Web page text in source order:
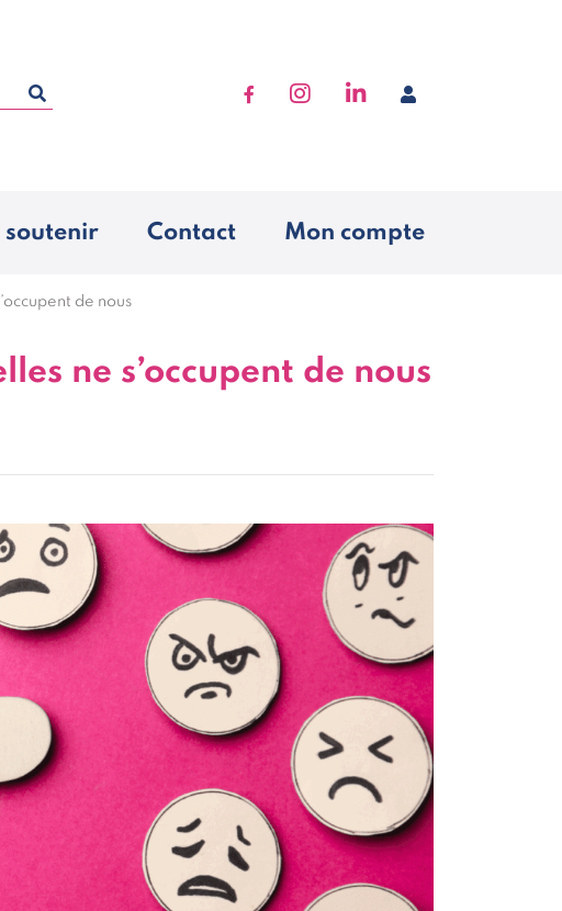
Accéder à Facebook
Accéder à Instagram
Accéder à Linkedin
Se connecter
soutenir Contact Mon compte
de nous
ne s’occupent de nous